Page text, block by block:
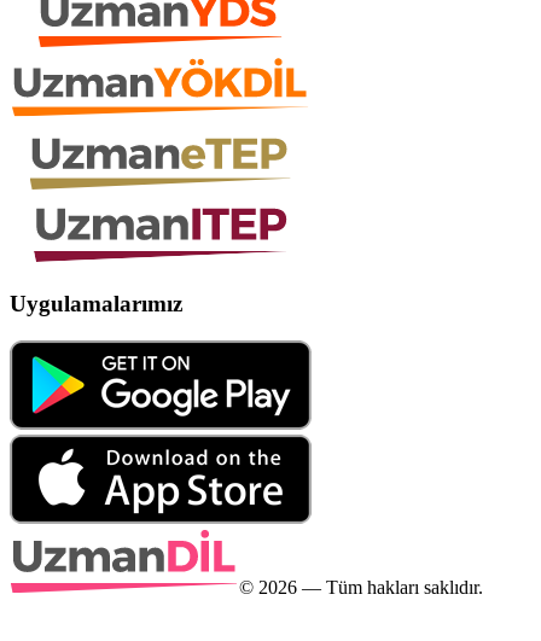
Uygulamalarımız
© 2026 — Tüm hakları saklıdır.